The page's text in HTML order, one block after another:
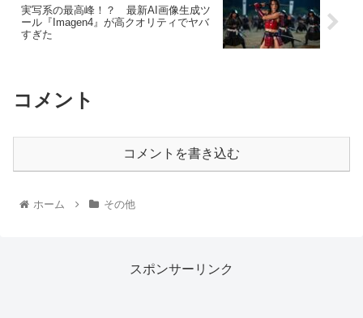
実写系の最高峰！？ 最新AI画像生成ツ
ール『Imagen4』が高クオリティでヤバ
すぎた
コメント
コメントを書き込む
ホーム その他
スポンサーリンク